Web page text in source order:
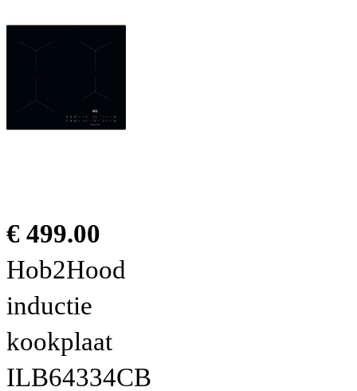
€ 499.00
Hob2Hood
inductie
kookplaat
ILB64334CB